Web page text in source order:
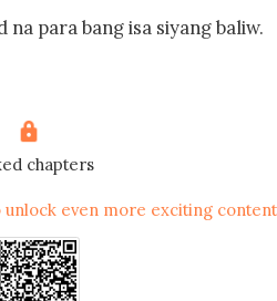
para bang isa siyang baliw.
ng lalaking ‘yon na
iyon, tumunog ang
chapters
unlock even more exciting content